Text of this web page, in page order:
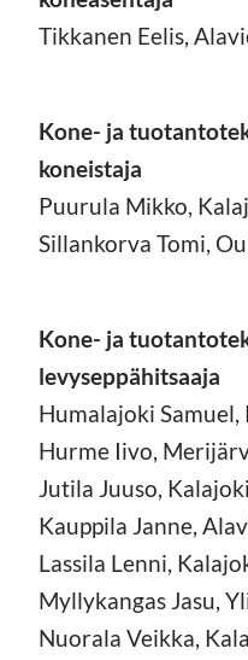
Tikkanen Eelis,
Kone- ja
koneistaja
Puurula Mikko,
Sillankorva Tomi,
Kone- ja
levyseppähitsaaja
Humalajoki Samuel,
Hurme Iivo,
Jutila Juuso, Kalajoki
Kauppila Janne,
Lassila Lenni,
Myllykangas Jasu,
Nuorala Veikka,